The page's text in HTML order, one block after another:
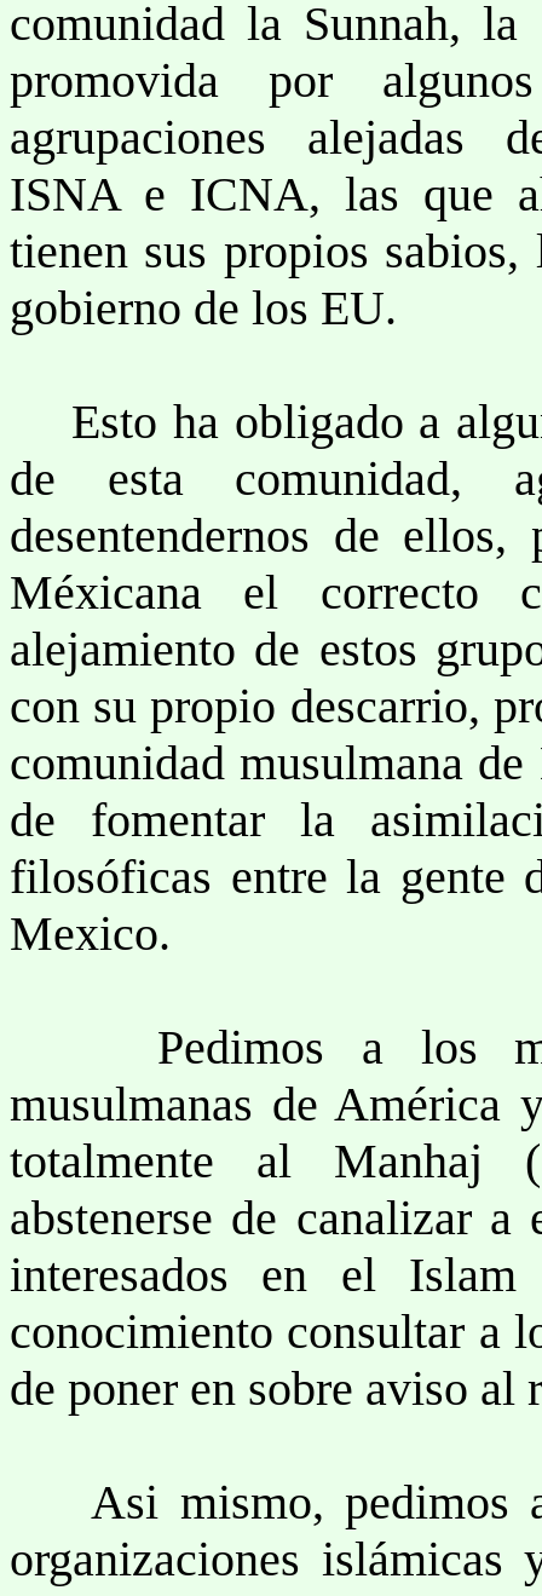
comunidad la Sunnah,
promovida por
agrupaciones alejadas
ISNA e ICNA, las que
tienen sus propios
gobierno de los EU.
Esto ha obligado a
de esta comunidad,
desentendernos de
Méxicana el correcto
alejamiento de estos
con su propio descarrio,
comunidad musulmana
de fomentar la
filosóficas entre la gente
Mexico.
Pedimos a los
musulmanas de América
totalmente al Manhaj
abstenerse de canalizar
interesados en el
conocimiento consultar a
de poner en sobre aviso al
Asi mismo, pedimos
organizaciones